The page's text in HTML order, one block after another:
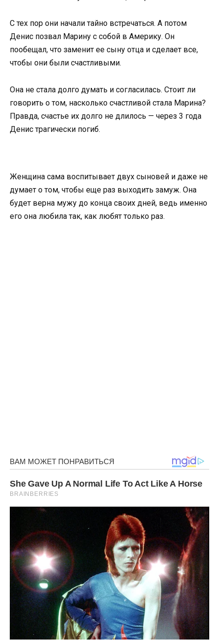
С тех пор они начали тайно встречаться. А потом
Денис позвал Марину с собой в Америку. Он
пообещал, что заменит ее сыну отца и сделает все,
чтобы они были счастливыми.
Она не стала долго думать и согласилась. Стоит ли
говорить о том, насколько счастливой стала Марина?
Правда, счастье их долго не длилось — через 3 года
Денис трагически погиб.
Женщина сама воспитывает двух сыновей и даже не
думает о том, чтобы еще раз выходить замуж. Она
будет верна мужу до конца своих дней, ведь именно
его она любила так, как любят только раз.